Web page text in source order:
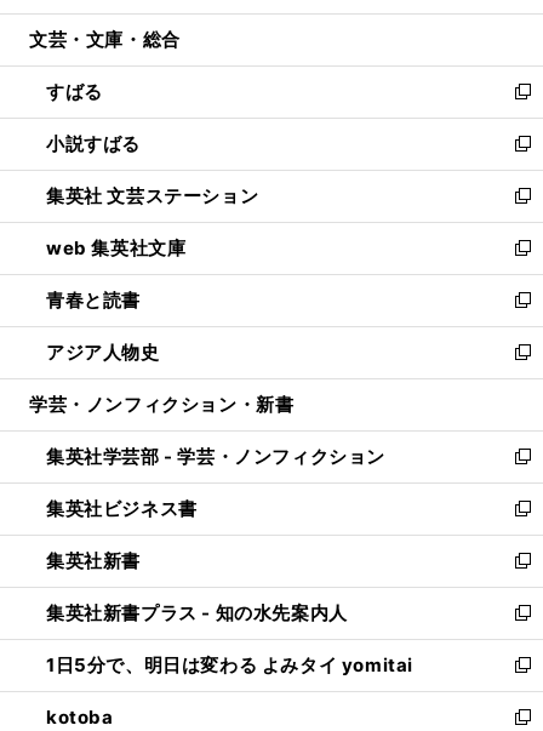
開
ウ
開
く
ン
ウ
で
開
く
ウ
ン
ド
ウ
で
開
く
文芸・文庫・総合
すばる
新
し
い
ウ
ィ
ン
ド
ウ
で
開
く
小説すばる
新
し
い
ウ
ィ
ン
ド
ウ
で
開
集英社 文芸ステーション
新
し
い
ウ
ィ
ン
ド
ウ
開
く
web 集英社文庫
新
し
い
ウ
ィ
ン
ウ
で
開
く
青春と読書
新
し
い
ウ
ン
ド
ウ
で
開
く
アジア人物史
新
し
ウ
ィ
ン
ド
ウ
で
開
く
学芸・ノンフィクション・新書
集英社学芸部 - 学芸・ノンフィクション
新
し
い
ウ
ィ
ン
ド
ウ
で
開
く
集英社ビジネス書
新
し
い
ウ
ィ
ン
ド
ウ
で
集英社新書
新
し
い
ウ
ィ
ン
ド
集英社新書プラス - 知の水先案内人
新
し
い
ウ
ィ
1日5分で、明日は変わる よみタイ yomitai
新
し
い
kotoba
新